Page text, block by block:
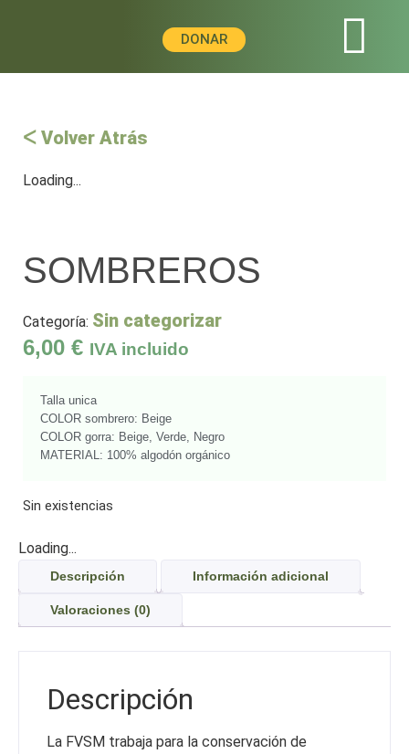
DONAR
ᐸ Volver Atrás
Loading...
SOMBREROS
Categoría: Sin categorizar
6,00 € IVA incluido
Talla unica
COLOR sombrero: Beige
COLOR gorra: Beige, Verde, Negro
MATERIAL: 100% algodón orgánico
Sin existencias
Loading...
Descripción Información adicional
Valoraciones (0)
Descripción
La FVSM trabaja para la conservación de